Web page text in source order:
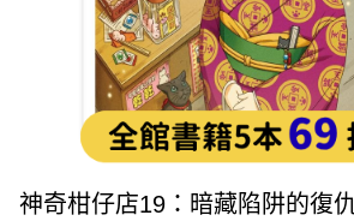
神奇柑仔店19：暗藏陷阱的復